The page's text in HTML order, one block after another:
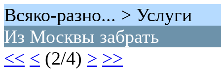
Всяко-разно... > Услуги
Из Москвы забрать
<< < (2/4) > >>